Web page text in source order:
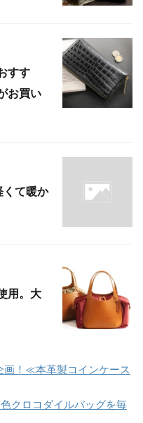
すす
お買い
て暖か
用。大
！≪本革製コインケース
クロコダイルバッグを毎